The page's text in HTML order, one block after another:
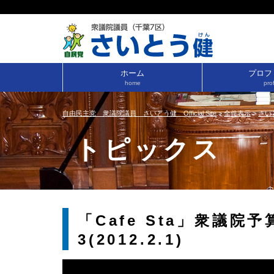
ホーム
home
プロ
自由民主党 衆議院議員 さいとう健 Official Site>全件表示>さい
トピックス
「Cafe Sta」衆議院
3(2012.2.1)